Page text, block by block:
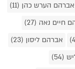
אברהם הערש כהן (11)
חיים נאה (27)
אברהם ליסון (23)
(54)